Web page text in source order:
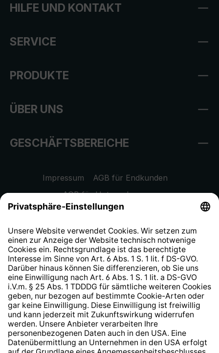
HILFE UND KONTAKT
SERVICE
PRODUKTE
ÜBER UNS
GESCHÄFTSBEREICHE
Impressum
AGB für Endkunden
AGB für Unternehmen
Datenschutzhinweis
Widerrufsrecht
Hinweisgeberschutzsystem
Barrierefreiheit